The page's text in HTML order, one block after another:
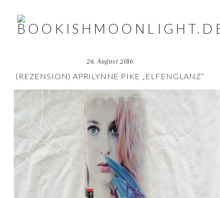
26. August 2016
(REZENSION) APRILYNNE PIKE „ELFENGLANZ“